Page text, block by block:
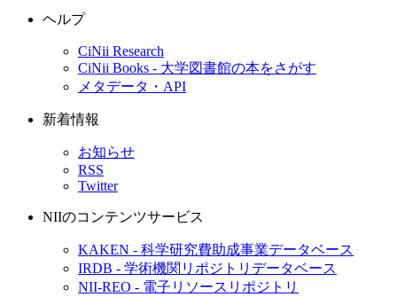
ヘルプ
CiNii Research
CiNii Books - 大学図書館の本をさがす
メタデータ・API
新着情報
お知らせ
RSS
Twitter
NIIのコンテンツサービス
KAKEN - 科学研究費助成事業データベース
IRDB - 学術機関リポジトリデータベース
NII-REO - 電子リソースリポジトリ